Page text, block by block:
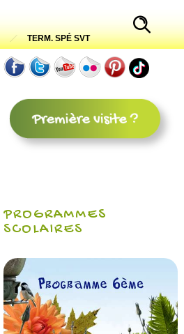
TERM. SPÉ SVT
PROGRAMMES
SCOLAIRES